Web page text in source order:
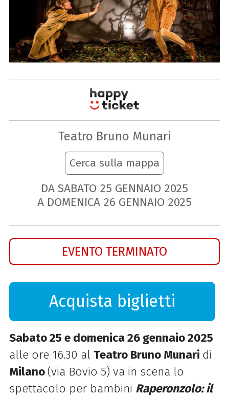
Teatro Bruno Munari
Cerca sulla mappa
DA SABATO 25 GENNAIO 2025
A DOMENICA 26 GENNAIO 2025
EVENTO TERMINATO
Acquista biglietti
Sabato 25 e domenica 26 gennaio 2025
alle ore 16.30 al Teatro Bruno Munari di
Milano(via Bovio 5) va in scena lo
spettacolo per bambini Raperonzolo: il